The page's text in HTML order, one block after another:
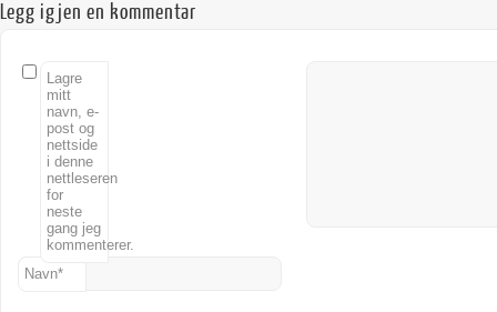
Legg igjen en kommentar
Navn*
Lagre
mitt
navn, e-
post og
nettside
i denne
nettleseren
for
neste
gang jeg
kommenterer.